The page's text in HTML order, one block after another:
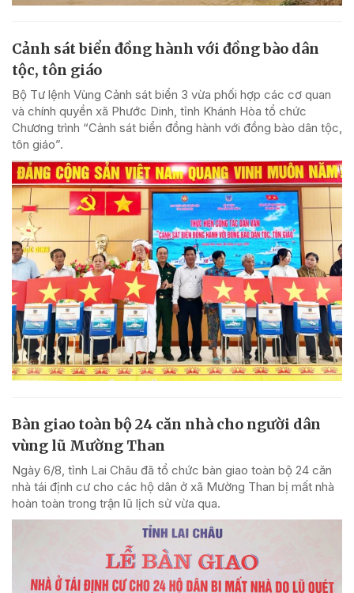
Cảnh sát biển đồng hành với đồng bào dân
tộc, tôn giáo
Bộ Tư lệnh Vùng Cảnh sát biển 3 vừa phối hợp các cơ quan
và chính quyền xã Phước Dinh, tỉnh Khánh Hòa tổ chức
Chương trình “Cảnh sát biển đồng hành với đồng bào dân tộc,
tôn giáo”.
Bàn giao toàn bộ 24 căn nhà cho người dân
vùng lũ Mường Than
Ngày 6/8, tỉnh Lai Châu đã tổ chức bàn giao toàn bộ 24 căn
nhà tái định cư cho các hộ dân ở xã Mường Than bị mất nhà
hoàn toàn trong trận lũ lịch sử vừa qua.